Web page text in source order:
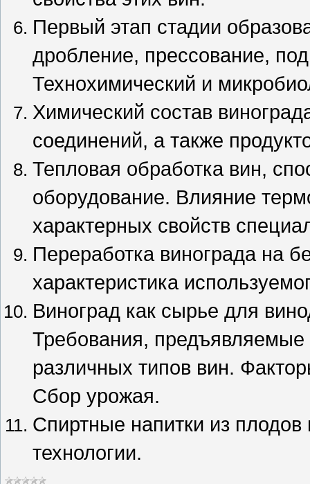
Первый этап стадии
дробление, прессование,
Технохимический и
Химический состав
соединений, а также
Тепловая обработка вин,
оборудование. Влияние
характерных свойств
Переработка винограда на
характеристика
Виноград как сырье для
Требования, предъявляемые
различных типов вин.
Сбор урожая.
Спиртные напитки из
технологии.